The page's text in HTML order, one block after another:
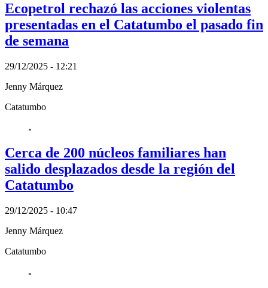
Ecopetrol rechazó las acciones violentas
presentadas en el Catatumbo el pasado fin
de semana
29/12/2025 - 12:21
Jenny Márquez
Catatumbo
Cerca de 200 núcleos familiares han
salido desplazados desde la región del
Catatumbo
29/12/2025 - 10:47
Jenny Márquez
Catatumbo